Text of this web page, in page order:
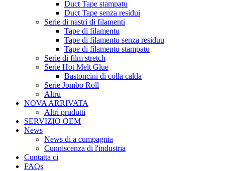
Duct Tape stampatu
Duct Tape senza residui
Serie di nastri di filamenti
Tape di filamentu
Tape di filamentu senza residuu
Tape di filamentu stampatu
Serie di film stretch
Serie Hot Melt Glue
Bastoncini di colla calda
Serie Jombo Roll
Altru
NOVA ARRIVATA
Altri prudutti
SERVIZIO OEM
News
News di a cumpagnia
Cunniscenza di l'industria
Cuntatta ci
FAQs